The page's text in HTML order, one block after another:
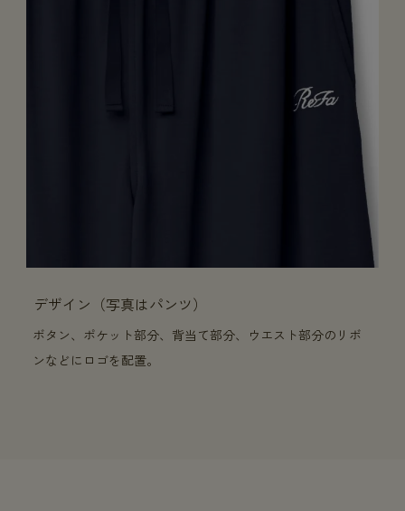
デザイン（写真はパンツ）
ボタン、ポケット部分、背当て部分、ウエスト部分のリボ
ンなどにロゴを配置。